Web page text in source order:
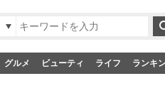
グルメ ビューティ ライフ ランキ